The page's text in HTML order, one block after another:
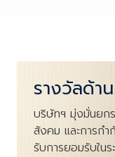
รางวัลด้า
บริษัทฯ มุ่งมั่นยก
สังคม และการก
รับการยอมรับในร